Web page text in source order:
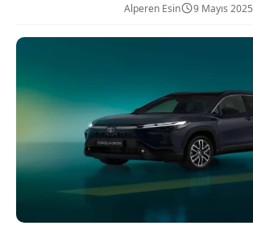
Alperen Esin 9 Mayıs 2025